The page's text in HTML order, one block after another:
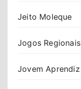
Jeito Moleque
Jogos Regionais
Jovem Aprendiz